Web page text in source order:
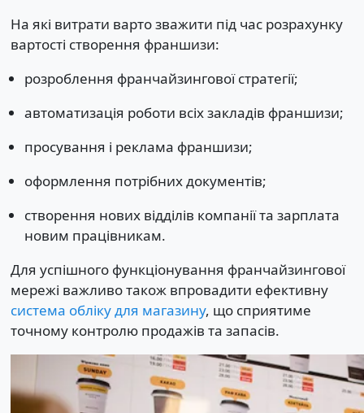
На які витрати варто зважити під час розрахунку
вартості створення франшизи:
розроблення франчайзингової стратегії;
автоматизація роботи всіх закладів франшизи;
просування і реклама франшизи;
оформлення потрібних документів;
створення нових відділів компанії та зарплата
новим працівникам.
Для успішного функціонування франчайзингової
мережі важливо також впровадити ефективну
система обліку для магазину, що сприятиме
точному контролю продажів та запасів.